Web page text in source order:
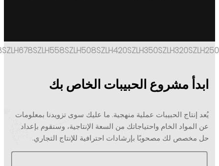
SZLH320
SZLH350
SZLH420
SZLH508
SZLH558
SZLH678
SZLH768
مشروع الحبيبات الخاص بك
الحبيبات عملية منهجية. ما عليك سوى تزويدنا بمعلومات
الخام واحتياجاتك من السعة الإنتاجية، وسنقوم بإعداد
لك مصحوبًا بإرشادات احترافية للإنتاج التجاري.